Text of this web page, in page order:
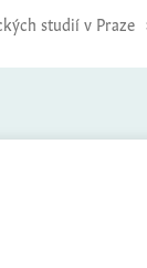
studií v Praze